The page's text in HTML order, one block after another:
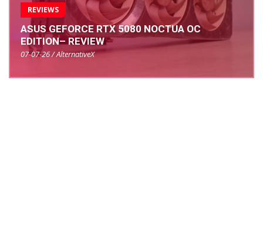
REVIEWS
ASUS GEFORCE RTX 5080 NOCTUA OC
EDITION– REVIEW
07-07-26 / AlternativeX